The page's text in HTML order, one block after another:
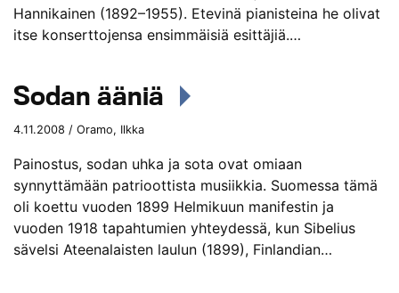
Hannikainen (1892–1955). Etevinä pianisteina he olivat
itse konserttojensa ensimmäisiä esittäjiä.…
Sodan ääniä
4.11.2008 / Oramo, Ilkka
Painostus, sodan uhka ja sota ovat omiaan
synnyttämään patrioottista musiikkia. Suomessa tämä
oli koettu vuoden 1899 Helmikuun manifestin ja
vuoden 1918 tapahtumien yhteydessä, kun Sibelius
sävelsi Ateenalaisten laulun (1899), Finlandian…